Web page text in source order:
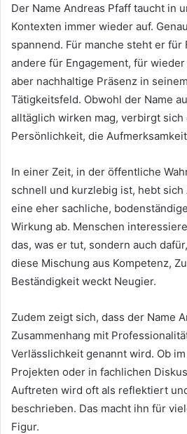
Der Name Andreas Pfaff taucht in
Kontexten immer wieder auf.
spannend. Für manche steht er für
andere für Engagement, für
aber nachhaltige Präsenz in
Tätigkeitsfeld. Obwohl der Name
alltäglich wirken mag, verbirgt sich
Persönlichkeit, die
In einer Zeit, in der öffentliche
schnell und kurzlebig ist, hebt sich
eine eher sachliche,
Wirkung ab. Menschen
das, was er tut, sondern auch dafür,
diese Mischung aus Kompetenz,
Beständigkeit weckt Neugier.
Zudem zeigt sich, dass der Name
Zusammenhang mit
Verlässlichkeit genannt wird. Ob
Projekten oder in fachlichen
Auftreten wird oft als reflektiert
beschrieben. Das macht ihn für
Figur.